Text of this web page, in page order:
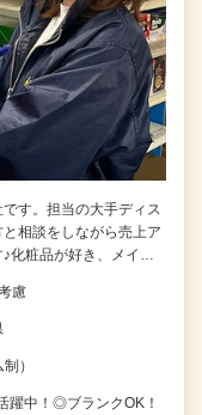
す。担当の大手ディス
相談をしながら売上ア
化粧品が好き、メイ…
慮
）
中！◎ブランクOK！